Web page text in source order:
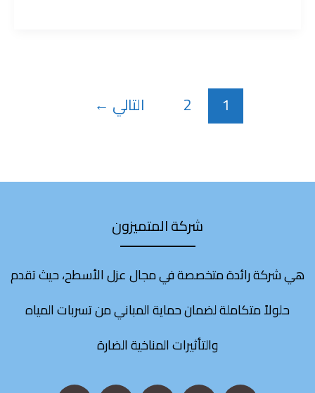
1
2 التالي ←
شركة المتميزون
هي شركة رائدة متخصصة في مجال عزل الأسطح، حيث تقدم
حلولاً متكاملة لضمان حماية المباني من تسربات المياه
والتأثيرات المناخية الضارة